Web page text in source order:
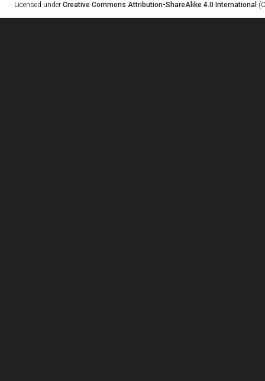
Licensed under Creative Commons Attribution-ShareAlike 4.0 International